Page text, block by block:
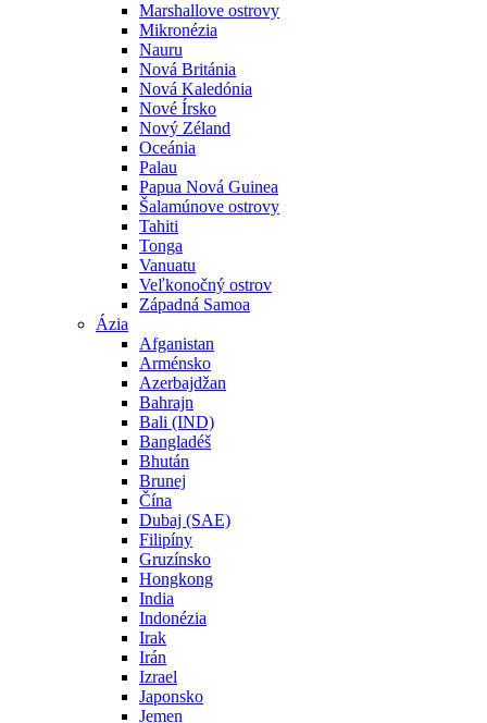
Marshallove ostrovy
Mikronézia
Nauru
Nová Británia
Nová Kaledónia
Nové Írsko
Nový Zéland
Oceánia
Palau
Papua Nová Guinea
Šalamúnove ostrovy
Tahiti
Tonga
Vanuatu
Veľkonočný ostrov
Západná Samoa
Ázia
Afganistan
Arménsko
Azerbajdžan
Bahrajn
Bali (IND)
Bangladéš
Bhután
Brunej
Čína
Dubaj (SAE)
Filipíny
Gruzínsko
Hongkong
India
Indonézia
Irak
Irán
Izrael
Japonsko
Jemen